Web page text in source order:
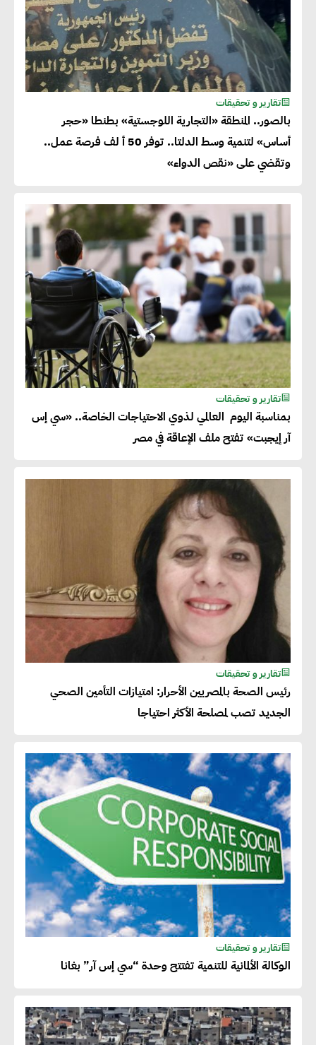
تقارير و تحقيقات
بالصور.. المنطقة «التجارية اللوجستية» بطنطا «حجر
أساس» لتنمية وسط الدلتا.. توفر 50 أ لف فرصة عمل..
وتقضي على «نقص الدواء»
تقارير و تحقيقات
بمناسبة اليوم العالمي لذوي الاحتياجات الخاصة.. «سي إس
آر إيجبت» تفتح ملف الإعاقة في مصر
تقارير و تحقيقات
رئيس الصحة بالمصريين الأحرار: امتيازات التأمين الصحي
الجديد تصب لمصلحة الأكثر احتياجا
تقارير و تحقيقات
الوكالة الألمانية للتنمية تفتتح وحدة “سي إس آر” بغانا